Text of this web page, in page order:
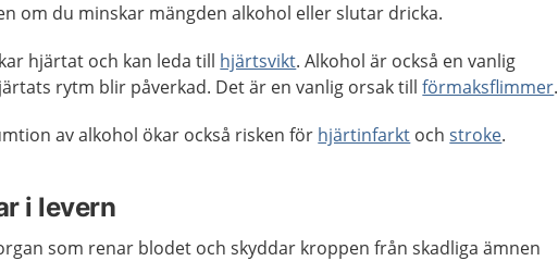
om du minskar mängden alkohol eller slutar dricka.
hjärtat och kan leda till hjärtsvikt. Alkohol är också en vanlig
rytm blir påverkad. Det är en vanlig orsak tillförmaksflimmer.
av alkohol ökar också risken för hjärtinfarkt ochstroke.
i levern
som renar blodet och skyddar kroppen från skadliga ämnen